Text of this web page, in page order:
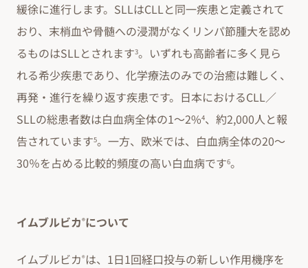
緩徐に進行します。SLLはCLLと同一疾患と定義されて
おり、末梢血や骨髄への浸潤がなくリンパ節腫大を認め
るものはSLLとされます3。いずれも高齢者に多く見ら
れる希少疾患であり、化学療法のみでの治癒は難しく、
再発・進行を繰り返す疾患です。日本におけるCLL／
SLLの総患者数は白血病全体の1～2%4、約2,000人と報
告されています5。一方、欧米では、白血病全体の20～
30％を占める比較的頻度の高い白血病です6。
イムブルビカ®について
イムブルビカ®は、1日1回経口投与の新しい作用機序を